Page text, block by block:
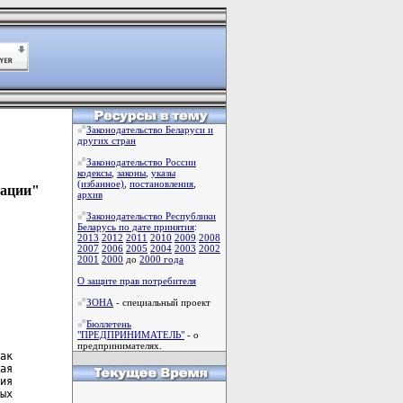
Законодательство Беларуси и
других стран
Законодательство России
кодексы законы указы
(избанное) постановления
архив
Законодательство Республики
Беларусь по дате принятия:
2013 2012 2011 2010 2009 2008
2007 2006 2005 2004 2003 2002
2001 2000 до 2000 года
О защите прав потребителя
ЗОНА - специальный проект
Бюллетень
"ПРЕДПРИНИМАТЕЛЬ" - о
предпринимателях.